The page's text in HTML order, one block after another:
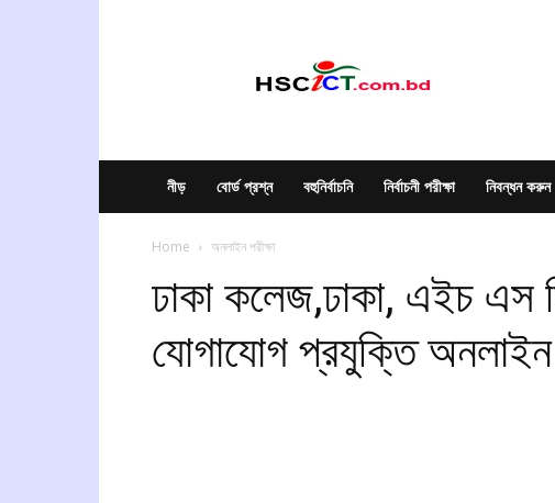
নীড় বোর্ড প্রশ্ন বহুনির্বাচনি নির্বাচনী পরীক্ষা নিবন্ধন করুন
Home অনলাইন পরীক্ষা
ঢাকা কলেজ,ঢাকা, এইচ এস
যোগাযোগ প্রযুক্তি অনলাইন